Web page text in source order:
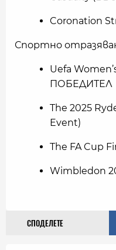
Coronation
Спортно
Uefa
ПОБЕДИТЕЛ
The 2025
Event)
The FA Cup
Wimbledon
СПОДЕЛЕТЕ